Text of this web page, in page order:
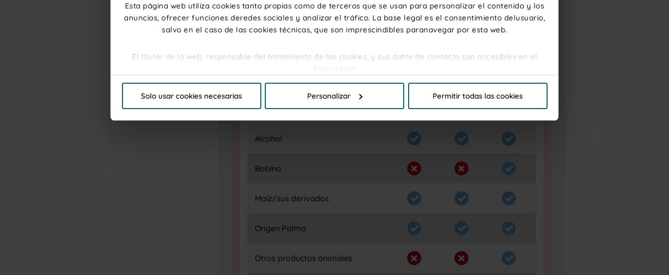
Esta página web utiliza cookies tanto propias como de terceros que se usan para personalizar el contenido y los
anuncios, ofrecer funciones deredes sociales y analizar el tráfico. La base legal es el consentimiento delusuario,
salvo en el caso de las cookies técnicas, que son imprescindibles paranavegar por esta web.
El titular de la web, responsable del tratamiento de las cookies, y sus datos de contacto son accesibles en el
Por favor, haga clic en "Permitir todas las cookies" si desea admitir todas las cookies de esta Web. Haga clic en
"Personalizar"para elegir que cookies desea que se instalen, para unainformación más completa lea laPolítica
de cookies
Solo usar cookies necesarias Personalizar Permitir todas las cookies
sal 0,11 g
Alcohol
Bobino
Maíz/sus derivados
Origen Palma
Otros productos animales